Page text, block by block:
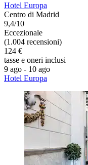
Hotel Europa
Centro di Madrid
9,4/10
Eccezionale
(1.004 recensioni)
124 €
tasse e oneri inclusi
9 ago - 10 ago
Hotel Europa